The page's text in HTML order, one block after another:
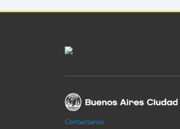
Contactanos